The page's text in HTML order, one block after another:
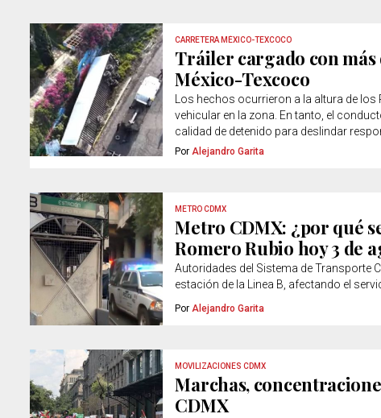
CARRETERA MÉXICO-TEXCOCO
Tráiler cargado con más
México-Texcoco
Los hechos ocurrieron a la altura de
vehicular en la zona. En tanto, el
calidad de detenido para deslindar
PorAlejandro Garita
METRO CDMX
Metro CDMX: ¿por qué
Romero Rubio hoy 3 de
Autoridades del Sistema de Transporte
estación de la Linea B, afectando el
PorAlejandro Garita
MOVILIZACIONES CDMX
Marchas,
CDMX